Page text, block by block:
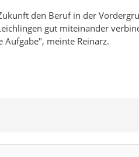
den Beruf in der
gut miteinander
meinte Reinarz.